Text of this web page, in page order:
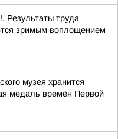
Результаты труда
зримым воплощением
музея хранится
медаль времён Первой